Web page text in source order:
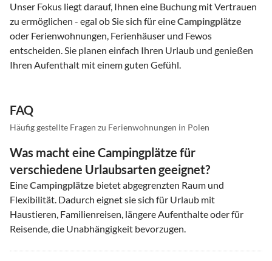
Unser Fokus liegt darauf, Ihnen eine Buchung mit Vertrauen
zu ermöglichen - egal ob Sie sich für eineCampingplätze
oder Ferienwohnungen, Ferienhäuser und Fewos
entscheiden. Sie planen einfach Ihren Urlaub und genießen
Ihren Aufenthalt mit einem guten Gefühl.
FAQ
Häufig gestellte Fragen zu Ferienwohnungen in Polen
Was macht eine Campingplätze für
verschiedene Urlaubsarten geeignet?
EineCampingplätze bietet abgegrenzten Raum und
Flexibilität. Dadurch eignet sie sich für Urlaub mit
Haustieren, Familienreisen, längere Aufenthalte oder für
Reisende, die Unabhängigkeit bevorzugen.